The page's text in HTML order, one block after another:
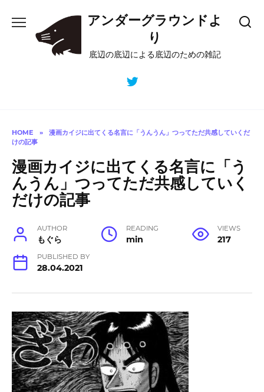
content
アンダーグラウンドよ
り
底辺の底辺による底辺のための雑記
HOME »
漫画カイジに出てくる名言に「うんうん」つってただ共感していくだ
けの記事
漫画カイジに出てくる名言に「う
んうん」つってただ共感していく
だけの記事
AUTHOR
もぐら
READING
min
VIEWS
217
PUBLISHED BY
28.04.2021